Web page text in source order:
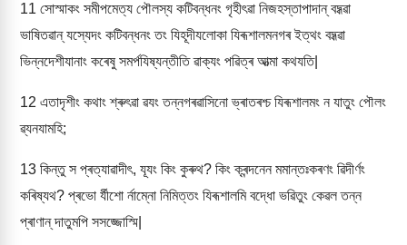
11 সোস্মাকং সমীপমেত্য পৌলস্য কটিবন্ধনং গৃহীৎৱা নিজহস্তাপাদান্ বদ্ধ্ৱা
ভাষিতৱান্ যস্যেদং কটিবন্ধনং তং যিহূদীযলোকা যিৰূশালমনগৰ ইত্থং বদ্ধ্ৱা
ভিন্নদেশীযানাং কৰেষু সমৰ্পযিষ্যন্তীতি ৱাক্যং পৱিত্ৰ আত্মা কথযতি|
12 এতাদৃশীং কথাং শ্ৰুৎৱা ৱযং তন্নগৰৱাসিনো ভ্ৰাতৰশ্চ যিৰূশালমং ন যাতুং পৌলং
ৱ্যনযামহি;
13 কিন্তু স প্ৰত্যাৱাদীৎ, যূযং কিং কুৰুথ? কিং ক্ৰন্দনেন মমান্তঃকৰণং ৱিদীৰ্ণং
কৰিষ্যথ? প্ৰভো ৰ্যীশো ৰ্নাম্নো নিমিত্তং যিৰূশালমি বদ্ধো ভৱিতুং কেৱল তন্ন
প্ৰাণান্ দাতুমপি সসজ্জোস্মি|